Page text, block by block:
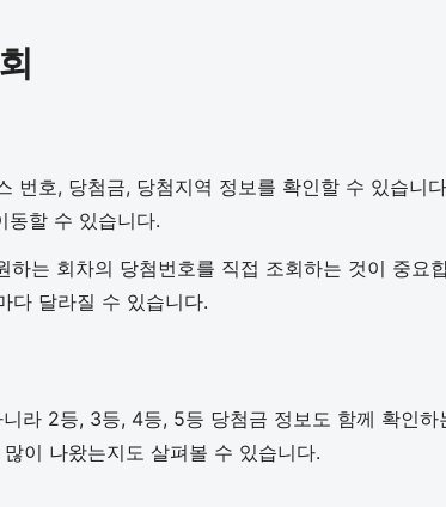
번호, 당첨금, 당첨지역 정보를 확인할 수 있습니
동할 수 있습니다.
는 회차의 당첨번호를 직접 조회하는 것이 중요
다 달라질 수 있습니다.
라 2등, 3등, 4등, 5등 당첨금 정보도 함께 확인
이 나왔는지도 살펴볼 수 있습니다.